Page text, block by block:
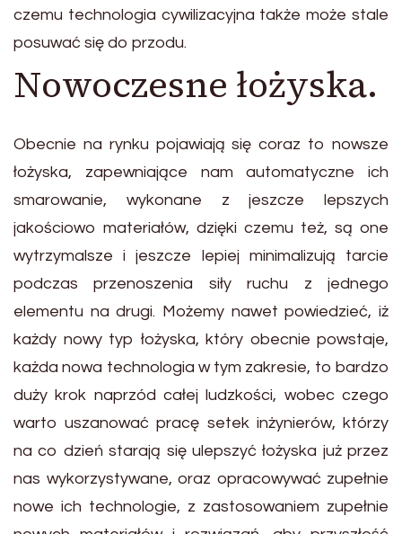
czemu technologia cywilizacyjna także może stale
posuwać się do przodu.
Nowoczesne łożyska.
Obecnie na rynku pojawiają się coraz to nowsze
łożyska, zapewniające nam automatyczne ich
smarowanie, wykonane z jeszcze lepszych
jakościowo materiałów, dzięki czemu też, są one
wytrzymalsze i jeszcze lepiej minimalizują tarcie
podczas przenoszenia siły ruchu z jednego
elementu na drugi. Możemy nawet powiedzieć, iż
każdy nowy typ łożyska, który obecnie powstaje,
każda nowa technologia w tym zakresie, to bardzo
duży krok naprzód całej ludzkości, wobec czego
warto uszanować pracę setek inżynierów, którzy
na co dzień starają się ulepszyć łożyska już przez
nas wykorzystywane, oraz opracowywać zupełnie
nowe ich technologie, z zastosowaniem zupełnie